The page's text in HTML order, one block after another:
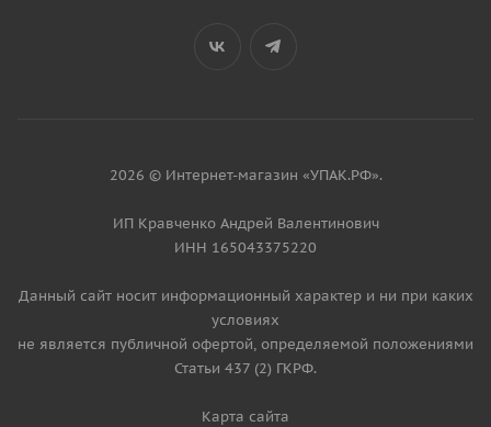
2026 © Интернет-магазин «УПАК.РФ».
ИП Кравченко Андрей Валентинович
ИНН 165043375220
Данный сайт носит информационный характер и ни при каких
условиях
не является публичной офертой, определяемой положениями
Статьи 437 (2) ГКРФ.
Карта сайта